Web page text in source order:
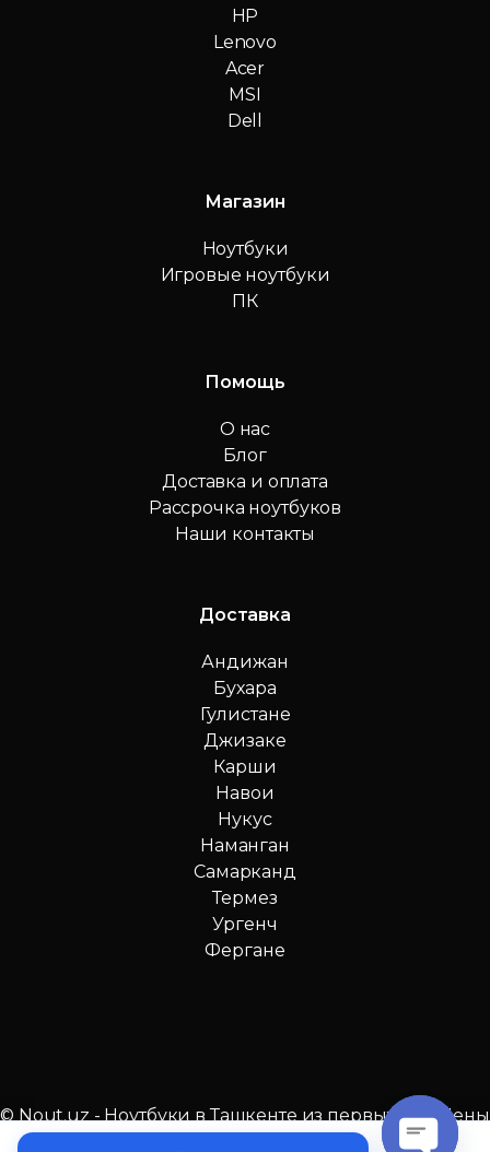
HP
Lenovo
Acer
MSI
Dell
Магазин
Ноутбуки
Игровые ноутбуки
ПК
Помощь
О нас
Блог
Доставка и оплата
Рассрочка ноутбуков
Наши контакты
Доставка
Андижан
Бухара
Гулистане
Джизаке
Карши
Навои
Нукус
Наманган
Самарканд
Термез
Ургенч
Фергане
© Nout.uz - Ноутбуки в Ташкенте из первых рук. Цены